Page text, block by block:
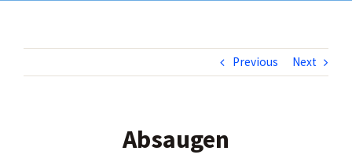
Bilder vorher/nachher
Previous Next
Absaugen